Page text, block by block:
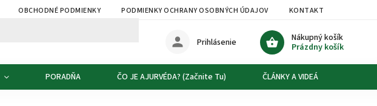
OBCHODNÉ PODMIENKY PODMIENKY OCHRANY OSOBNÝCH ÚDAJOV KONTAKT
Nákupný košík
Prázdny košík
Prihlásenie
PORADŇA ČO JE AJURVÉDA? (Začnite Tu) ČLÁNKY A VIDEÁ